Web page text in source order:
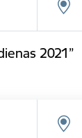
2021”